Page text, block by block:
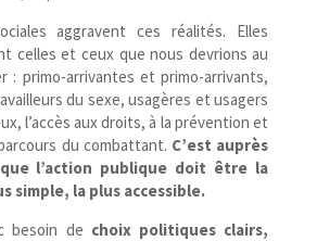
aggravent ces réalités. Elles
celles et ceux que nous devrions au
: primo-​arrivantes et primo-​arrivants,
du sexe, usagères et usagers
l’accès aux droits, à la prévention et
du combattant. C’est auprès
l’action publique doit être la
simple, la plus accessible.
besoin de choix politiques clairs,